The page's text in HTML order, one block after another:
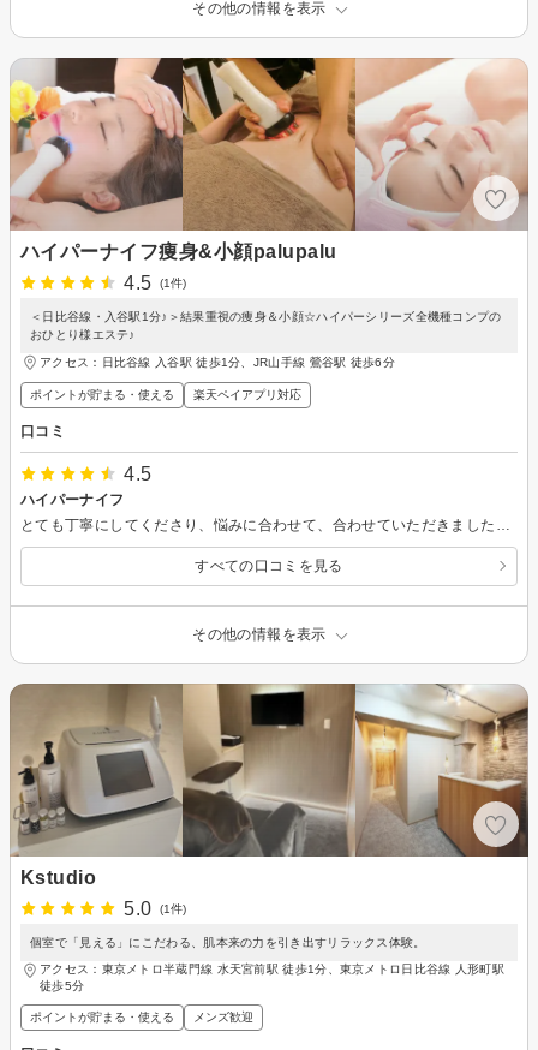
その他の情報を表示
ハイパーナイフ痩身&小顔palupalu
4.5
(1件)
＜日比谷線・入谷駅1分♪＞結果重視の痩身＆小顔☆ハイパーシリーズ全機種コンプの
おひとり様エステ♪
アクセス：日比谷線 入谷駅 徒歩1分、JR山手線 鶯谷駅 徒歩6分
ポイントが貯まる・使える 楽天ペイアプリ対応
口コミ
4.5
ハイパーナイフ
すべての口コミを見る
その他の情報を表示
Kstudio
5.0
(1件)
個室で「見える」にこだわる、肌本来の力を引き出すリラックス体験。
アクセス：東京メトロ半蔵門線 水天宮前駅 徒歩1分、東京メトロ日比谷線 人形町駅
徒歩5分
ポイントが貯まる・使える メンズ歓迎